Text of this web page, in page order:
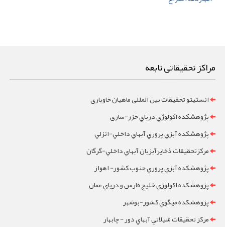
مراکز تحقیقاتی تابعه
انستیتو تحقیقات بین المللی ماهیان خاویاری
پژوهشکده اکولوژي درياي خزر-ساری
پژوهشکده آبزي پروري آبهاي داخلي-انزلي
مرکزتحقيقات ذخايرآبزيان آبهاي داخلي-گرگان
پژوهشکده آبزي پروري جنوب کشور- اهواز
پژوهشکده اکولوژي خليج فارس و درياي عمان
پژوهشکده ميگوي کشور-بوشهر
مرکز تحقيقات شيلاتي آبهاي دور - چابهار